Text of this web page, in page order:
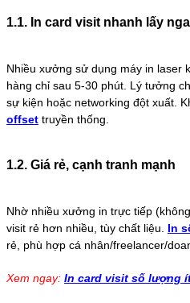
1.1. In card visit nhanh lấy
Nhiều xưởng sử dụng máy in laser
hàng chỉ sau 5-30 phút. Lý tưởng
sự kiện hoặc networking đột xuất.
offset truyền thống.
1.2. Giá rẻ, cạnh tranh mạnh
Nhờ nhiều xưởng in trực tiếp
visit rẻ hơn nhiều, tùy chất liệu. In
rẻ, phù hợp cá nhân/freelancer/
Xem ngay: In card visit số lượng